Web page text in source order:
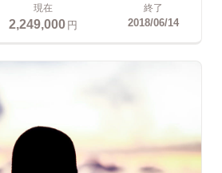
現在
2,249,000円
終了
2018/06/14